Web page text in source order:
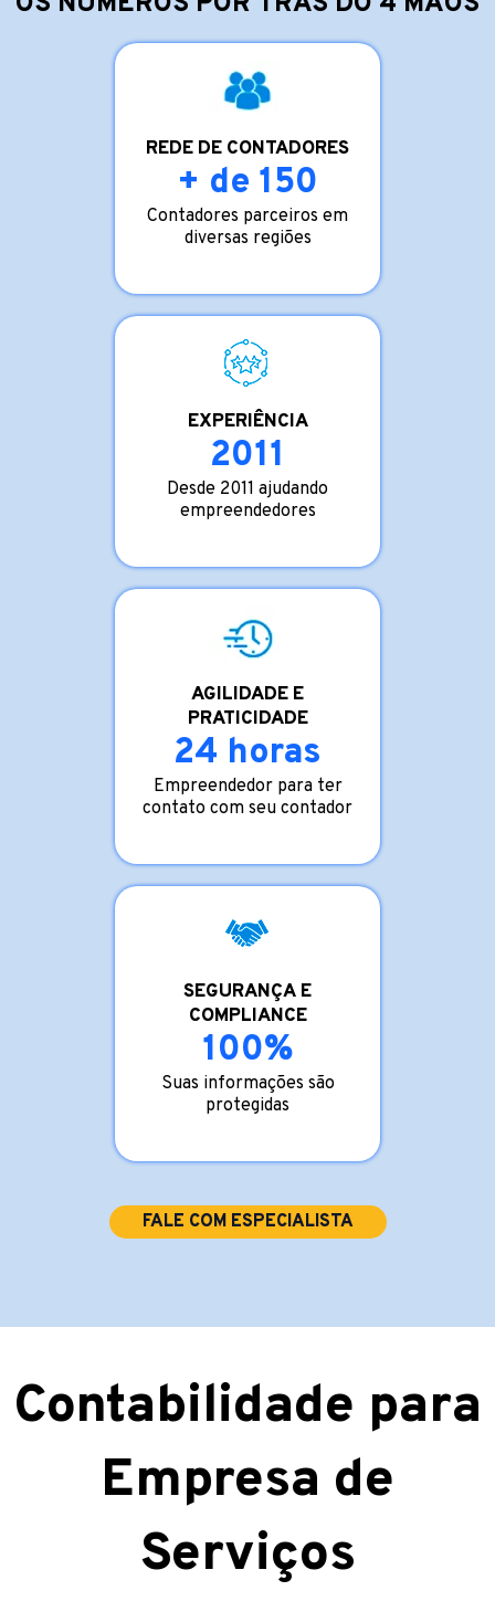
REDE DE CONTADORES
+ de 150
Contadores parceiros em
diversas regiões
EXPERIÊNCIA
2011
Desde 2011 ajudando
empreendedores
AGILIDADE E
PRATICIDADE
24 horas
Empreendedor para ter
contato com seu contador
SEGURANÇA E
COMPLIANCE
100%
Suas informações são
protegidas
FALE COM ESPECIALISTA
Contabilidade para
Empresa de
Serviços